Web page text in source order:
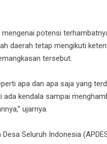
potensi
daerah tetap mengikuti
tersebut.
apa dan apa saja yang
kendala sampai
ujarnya.
Seluruh Indonesia